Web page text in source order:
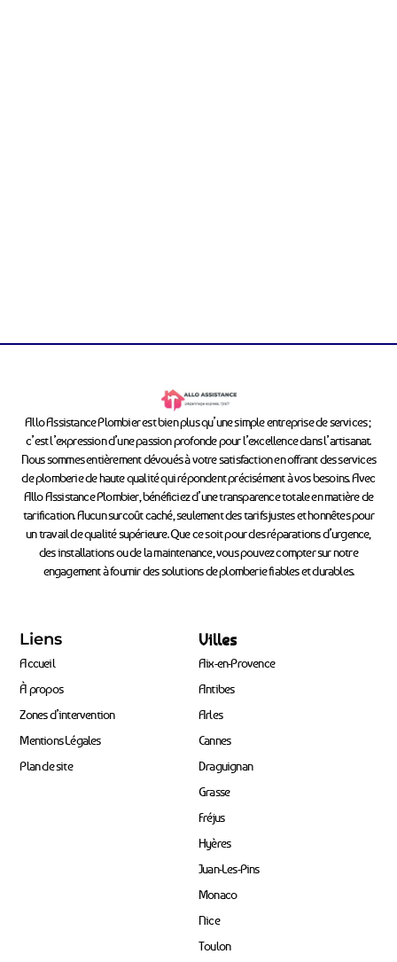
Allo Assistance Plombier est bien plus qu’une simple entreprise de services ;
c’est l’expression d’une passion profonde pour l’excellence dans l’artisanat.
Nous sommes entièrement dévoués à votre satisfaction en offrant des services
de plomberie de haute qualité qui répondent précisément à vos besoins. Avec
Allo Assistance Plombier, bénéficiez d’une transparence totale en matière de
tarification. Aucun surcoût caché, seulement des tarifs justes et honnêtes pour
un travail de qualité supérieure. Que ce soit pour des réparations d’urgence,
des installations ou de la maintenance, vous pouvez compter sur notre
engagement à fournir des solutions de plomberie fiables et durables.
Liens
Accueil
À propos
Zones d’intervention
Mentions Légales
Plan de site
Villes
Aix-en-Provence
Antibes
Arles
Cannes
Draguignan
Grasse
Fréjus
Hyères
Juan-Les-Pins
Monaco
Nice
Toulon